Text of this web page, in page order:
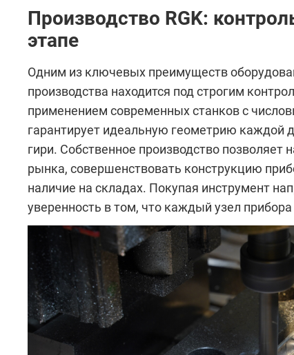
Производство RGK:
этапе
Одним из ключевых преимуществ
производства находится под строгим
применением современных станков с
гарантирует идеальную геометрию каждой
гири. Собственное производство позволяет
рынка, совершенствовать конструкцию
наличие на складах. Покупая инструмент
уверенность в том, что каждый узел